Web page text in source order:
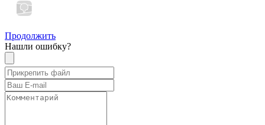
Продолжить
Нашли ошибку?